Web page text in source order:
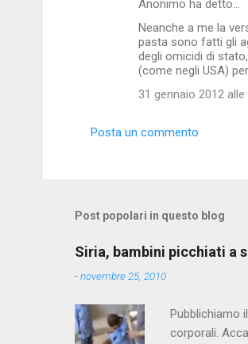
Anonimo ha detto…
Neanche a me la
pasta sono fatti gli
degli omicidi di
(come negli USA)
31 gennaio 2012
Posta un commento
Post popolari in questo blog
Siria, bambini picchiati a
-novembre 25, 2010
Pubblichiamo
corporali.